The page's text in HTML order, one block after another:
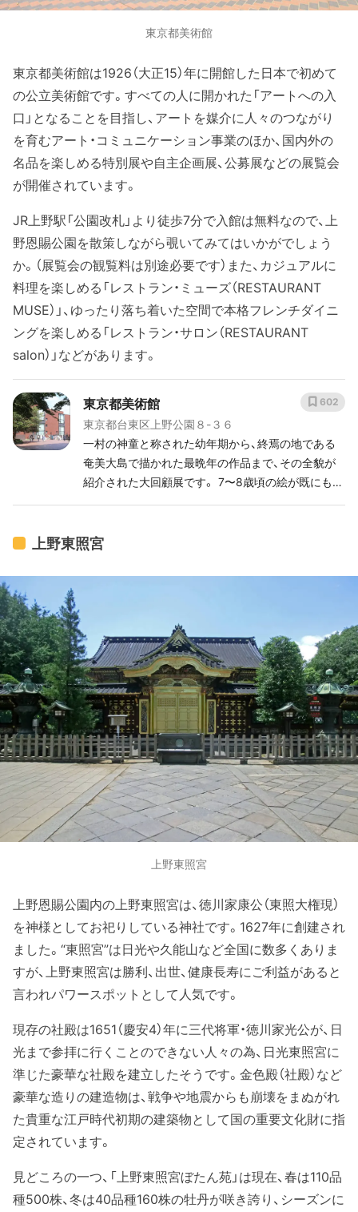
東京都美術館
東京都美術館は1926（大正15）年に開館した日本で初めて
の公立美術館です。すべての人に開かれた「アートへの入
口」となることを目指し、アートを媒介に人々のつながり
を育むアート・コミュニケーション事業のほか、国内外の
名品を楽しめる特別展や自主企画展、公募展などの展覧会
が開催されています。
JR上野駅「公園改札」より徒歩7分で入館は無料なので、上
野恩賜公園を散策しながら覗いてみてはいかがでしょう
か。（展覧会の観覧料は別途必要です）また、カジュアルに
料理を楽しめる「レストラン・ミューズ（RESTAURANT
MUSE）」、ゆったり落ち着いた空間で本格フレンチダイニ
ングを楽しめる「レストラン・サロン（RESTAURANT
salon）」などがあります。
東京都美術館
東京都台東区上野公園８-３６
一村の神童と称された幼年期から、終焉の地である
奄美大島で描かれた最晩年の作品まで、その全貌が
紹介された大回顧展です。 7〜8歳頃の絵が既にもう
602
上野東照宮
上野東照宮
上野恩賜公園内の上野東照宮は、徳川家康公（東照大権現）
を神様としてお祀りしている神社です。1627年に創建され
ました。“東照宮”は日光や久能山など全国に数多くありま
すが、上野東照宮は勝利、出世、健康長寿にご利益があると
言われパワースポットとして人気です。
現存の社殿は1651（慶安4）年に三代将軍・徳川家光公が、日
光まで参拝に行くことのできない人々の為、日光東照宮に
準じた豪華な社殿を建立したそうです。金色殿（社殿）など
豪華な造りの建造物は、戦争や地震からも崩壊をまぬがれ
た貴重な江戸時代初期の建築物として国の重要文化財に指
定されています。
見どころの一つ、「上野東照宮ぼたん苑」は現在、春は110品
種500株、冬は40品種160株の牡丹が咲き誇り、シーズンに